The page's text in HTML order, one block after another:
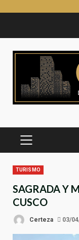
MENÚ
TURISMO
SAGRADA Y
CUSCO
Certeza 03/